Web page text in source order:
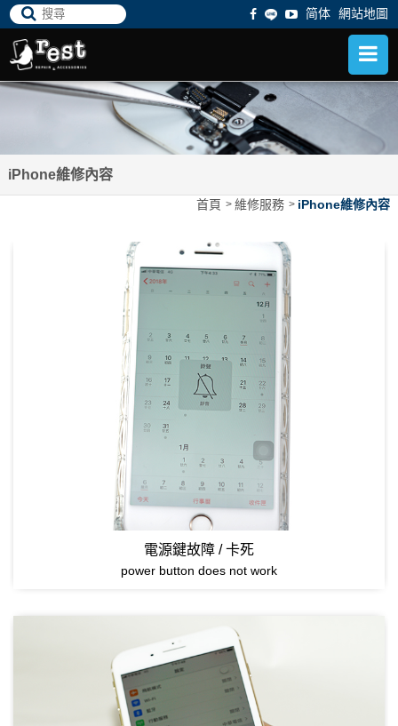
简体 網站地圖
iPhone維修內容
首頁 維修服務 iPhone維修內容
電源鍵故障 / 卡死
power button does not work